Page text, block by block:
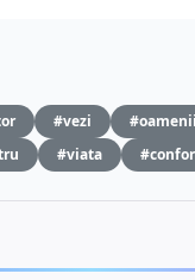
#vezi #oamenii
#viata